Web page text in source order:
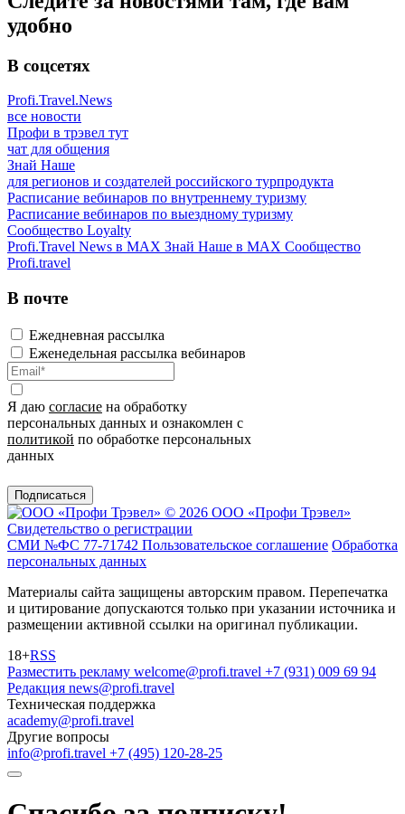
удобно
В соцсетях
Profi.Travel.News
все новости
Профи в трэвел тут
чат для общения
Знай Наше
для регионов и создателей российского турпродукта
Расписание вебинаров по внутреннему туризму
Расписание вебинаров по выездному туризму
Сообщество Loyalty
Profi.Travel News в MAX Знай Наше в MAX Сообщество
Profi.travel
В почте
Ежедневная рассылка
Еженедельная рассылка вебинаров
Я даю согласие на обработку
персональных данных и ознакомлен с
политикой по обработке персональных
данных
Подписаться
© 2026 ООО «Профи Трэвeл»
Свидетельство о регистрации
СМИ №ФС 77-71742 Пользовательское соглашение Обработка
персональных данных
Материалы сайта защищены авторским правом. Перепечатка
и цитирование допускаются только при указании источника и
размещении активной ссылки на оригинал публикации.
18+RSS
Разместить рекламу welcome@profi.travel +7 (931) 009 69 94
Редакция news@profi.travel
Техническая поддержка
academy@profi.travel
Другие вопросы
info@profi.travel +7 (495) 120-28-25